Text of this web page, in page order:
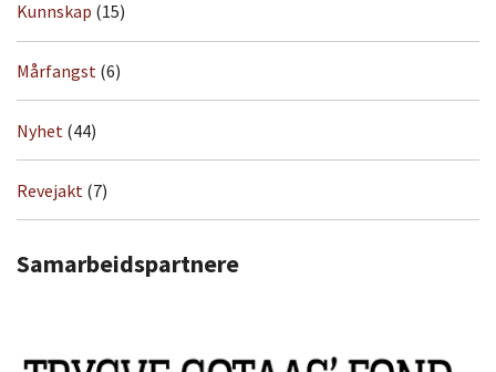
Kunnskap (15)
Mårfangst (6)
Nyhet (44)
Revejakt (7)
Samarbeidspartnere